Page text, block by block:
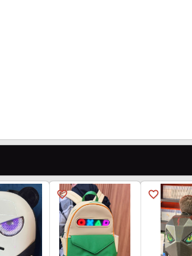
favorite_border
favorite_border